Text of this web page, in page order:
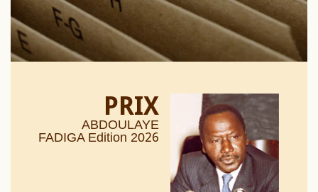
PRIX
ABDOULAYE
FADIGA Edition 2026